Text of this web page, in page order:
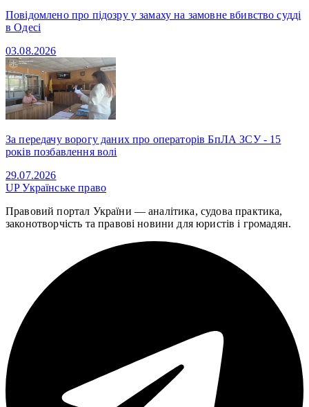
Повідомлено про підозру у замаху на замовне вбивство судді
в Одесі
03.08.2026
За передачу ворогу даних про операторів БпЛА ЗСУ - 15
років позбавлення волі
29.07.2026
UPУкраїнське право
Правовий портал України — аналітика, судова практика,
законотворчість та правові новини для юристів і громадян.